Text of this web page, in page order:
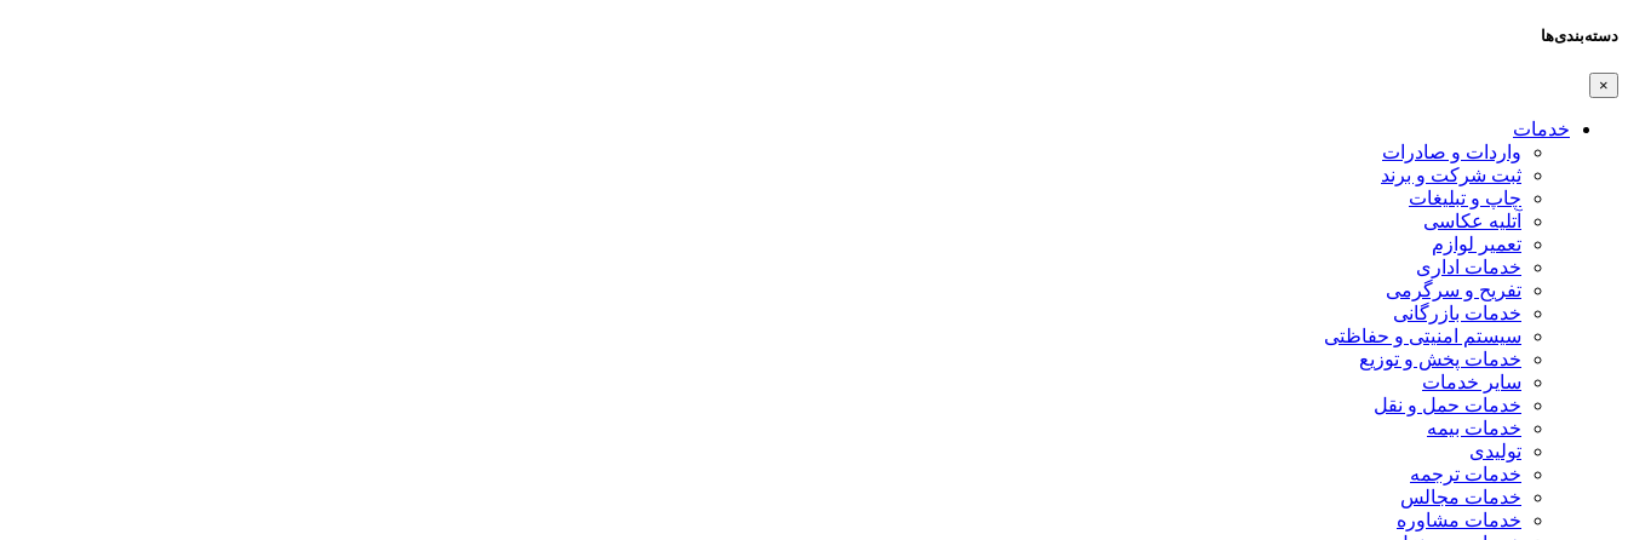
دسته‌بندی‌ها
×
خدمات
واردات و صادرات
ثبت شرکت و برند
چاپ و تبلیغات
آتلیه عکاسی
تعمیر لوازم
خدمات اداری
تفریح و سرگرمی
خدمات بازرگانی
سیستم امنیتی و حفاظتی
خدمات پخش و توزیع
سایر خدمات
خدمات حمل و نقل
خدمات بیمه
تولیدی
خدمات ترجمه
خدمات مجالس
خدمات مشاوره